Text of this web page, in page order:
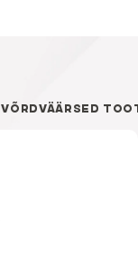
VÕRDVÄÄRSED